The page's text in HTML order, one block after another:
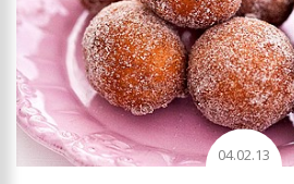
04.02.13